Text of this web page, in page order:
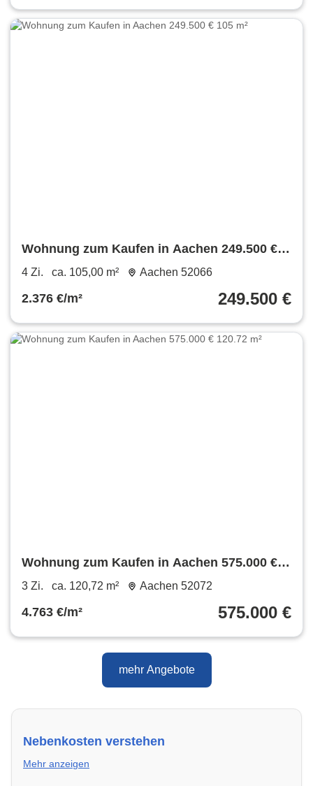
Wohnung zum Kaufen in Aachen 249.500 €
105 m²
4 Zi. ca. 105,00 m² Aachen 52066
2.376 €/m² 249.500 €
Wohnung zum Kaufen in Aachen 575.000 €
120.72 m²
3 Zi. ca. 120,72 m² Aachen 52072
4.763 €/m² 575.000 €
mehr Angebote
Nebenkosten verstehen
Mehr anzeigen